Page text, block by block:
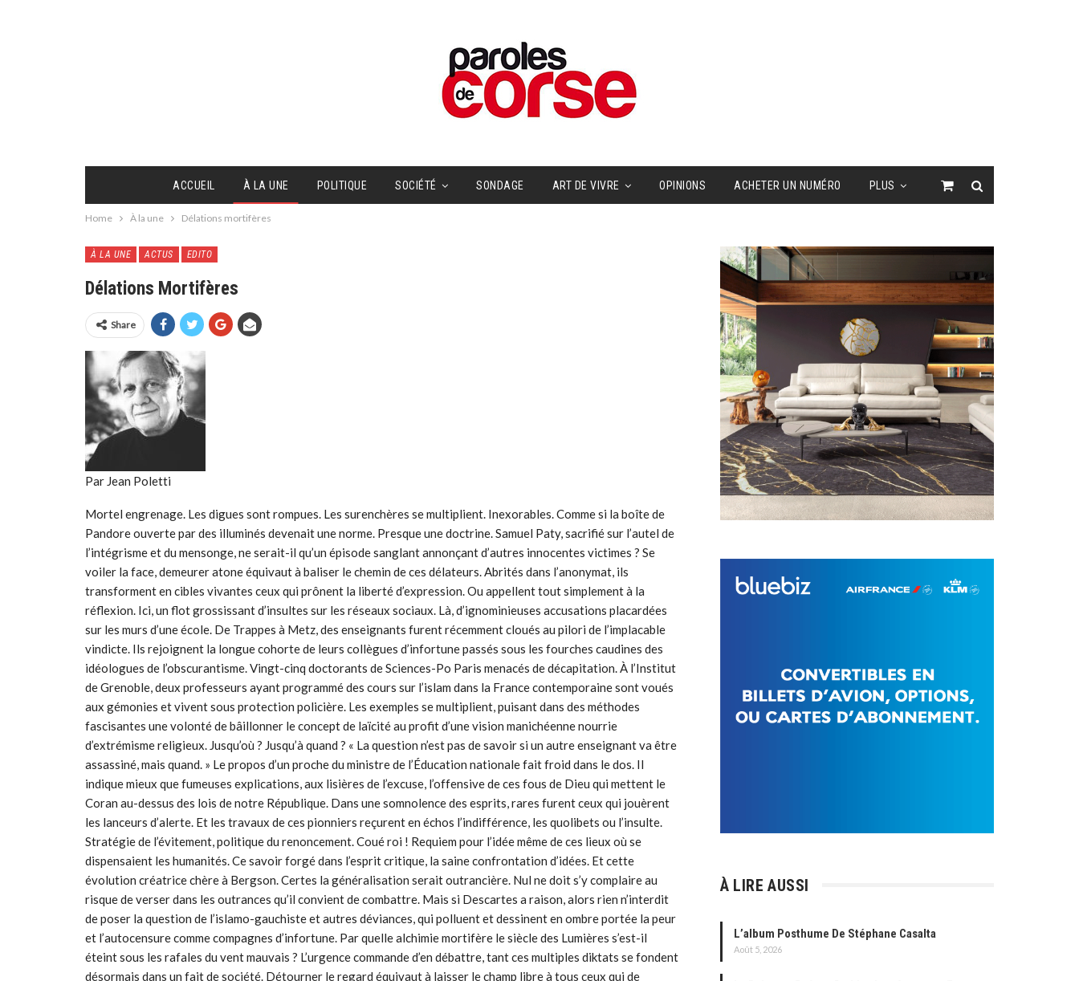
ACCUEIL À LA UNE POLITIQUE SOCIÉTÉ SONDAGE ART DE VIVRE OPINIONS ACHETER UN NUMÉRO PLUS
Home À la une Délations mortifères
À LA UNE ACTUS EDITO
Délations Mortifères
Share
Par Jean Poletti
Mortel engrenage. Les digues sont rompues. Les surenchères se multiplient. Inexorables. Comme si la boîte de
Pandore ouverte par des illuminés devenait une norme. Presque une doctrine. Samuel Paty, sacrifié sur l’autel de
l’intégrisme et du mensonge, ne serait-il qu’un épisode sanglant annonçant d’autres innocentes victimes ? Se
voiler la face, demeurer atone équivaut à baliser le chemin de ces délateurs. Abrités dans l’anonymat, ils
transforment en cibles vivantes ceux qui prônent la liberté d’expression. Ou appellent tout simplement à la
réflexion. Ici, un flot grossissant d’insultes sur les réseaux sociaux. Là, d’ignominieuses accusations placardées
sur les murs d’une école. De Trappes à Metz, des enseignants furent récemment cloués au pilori de l’implacable
vindicte. Ils rejoignent la longue cohorte de leurs collègues d’infortune passés sous les fourches caudines des
idéologues de l’obscurantisme. Vingt-cinq doctorants de Sciences-Po Paris menacés de décapitation. À l’Institut
de Grenoble, deux professeurs ayant programmé des cours sur l’islam dans la France contemporaine sont voués
aux gémonies et vivent sous protection policière. Les exemples se multiplient, puisant dans des méthodes
fascisantes une volonté de bâillonner le concept de laïcité au profit d’une vision manichéenne nourrie
d’extrémisme religieux. Jusqu’où ? Jusqu’à quand ? « La question n’est pas de savoir si un autre enseignant va être
assassiné, mais quand. » Le propos d’un proche du ministre de l’Éducation nationale fait froid dans le dos. Il
indique mieux que fumeuses explications, aux lisières de l’excuse, l’offensive de ces fous de Dieu qui mettent le
Coran au-dessus des lois de notre République. Dans une somnolence des esprits, rares furent ceux qui jouèrent
les lanceurs d’alerte. Et les travaux de ces pionniers reçurent en échos l’indifférence, les quolibets ou l’insulte.
Stratégie de l’évitement, politique du renoncement. Coué roi ! Requiem pour l’idée même de ces lieux où se
dispensaient les humanités. Ce savoir forgé dans l’esprit critique, la saine confrontation d’idées. Et cette
évolution créatrice chère à Bergson. Certes la généralisation serait outrancière. Nul ne doit s’y complaire au
risque de verser dans les outrances qu’il convient de combattre. Mais si Descartes a raison, alors rien n’interdit
de poser la question de l’islamo-gauchiste et autres déviances, qui polluent et dessinent en ombre portée la peur
et l’autocensure comme compagnes d’infortune. Par quelle alchimie mortifère le siècle des Lumières s’est-il
éteint sous les rafales du vent mauvais ? L’urgence commande d’en débattre, tant ces multiples diktats se fondent
désormais dans un fait de société. Détourner le regard équivaut à laisser le champ libre à tous ceux qui de
À LIRE AUSSI
L’album Posthume De Stéphane Casalta
Août 5, 2026